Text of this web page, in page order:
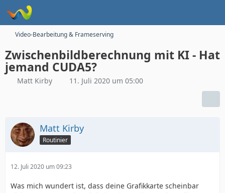
Video-Bearbeitung & Frameserving
Zwischenbildberechnung mit KI - Hat
jemand CUDA5?
Matt Kirby 11. Juli 2020 um 05:00
Matt Kirby
Routinier
12. Juli 2020 um 09:23
Was mich wundert ist, dass deine Grafikkarte scheinbar